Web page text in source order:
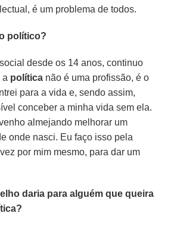
é um problema de todos.
político?
desde os 14 anos, continuo
a política não é uma profissão, é o
para a vida e, sendo assim,
conceber a minha vida sem ela.
almejando melhorar um
onde nasci. Eu faço isso pela
por mim mesmo, para dar um
daria para alguém que queira